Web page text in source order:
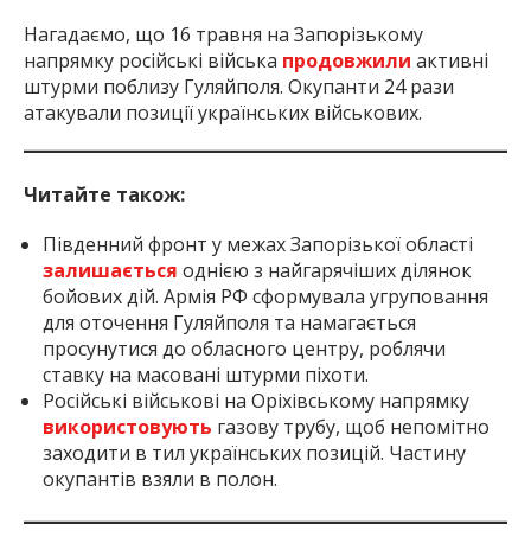
Нагадаємо, що 16 травня на Запорізькому
напрямку російські війська продовжили активні
штурми поблизу Гуляйполя. Окупанти 24 рази
атакували позиції українських військових.
Читайте також:
Південний фронт у межах Запорізької області
залишається однією з найгарячіших ділянок
бойових дій. Армія РФ сформувала угруповання
для оточення Гуляйполя та намагається
просунутися до обласного центру, роблячи
ставку на масовані штурми піхоти.
Російські військові на Оріхівському напрямку
використовують газову трубу, щоб непомітно
заходити в тил українських позицій. Частину
окупантів взяли в полон.